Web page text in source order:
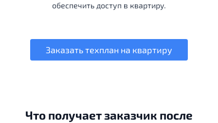
обеспечить доступ в квартиру.
Заказать техплан на квартиру
Что получает заказчик после